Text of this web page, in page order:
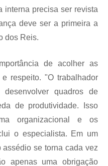
interna precisa ser revista
deve ser a primeira a
dos Reis.
de acolher as
respeito. "O trabalhador
quadros de
de produtividade. Isso
organizacional e os
o especialista. Em um
se torna cada vez
apenas uma obrigação